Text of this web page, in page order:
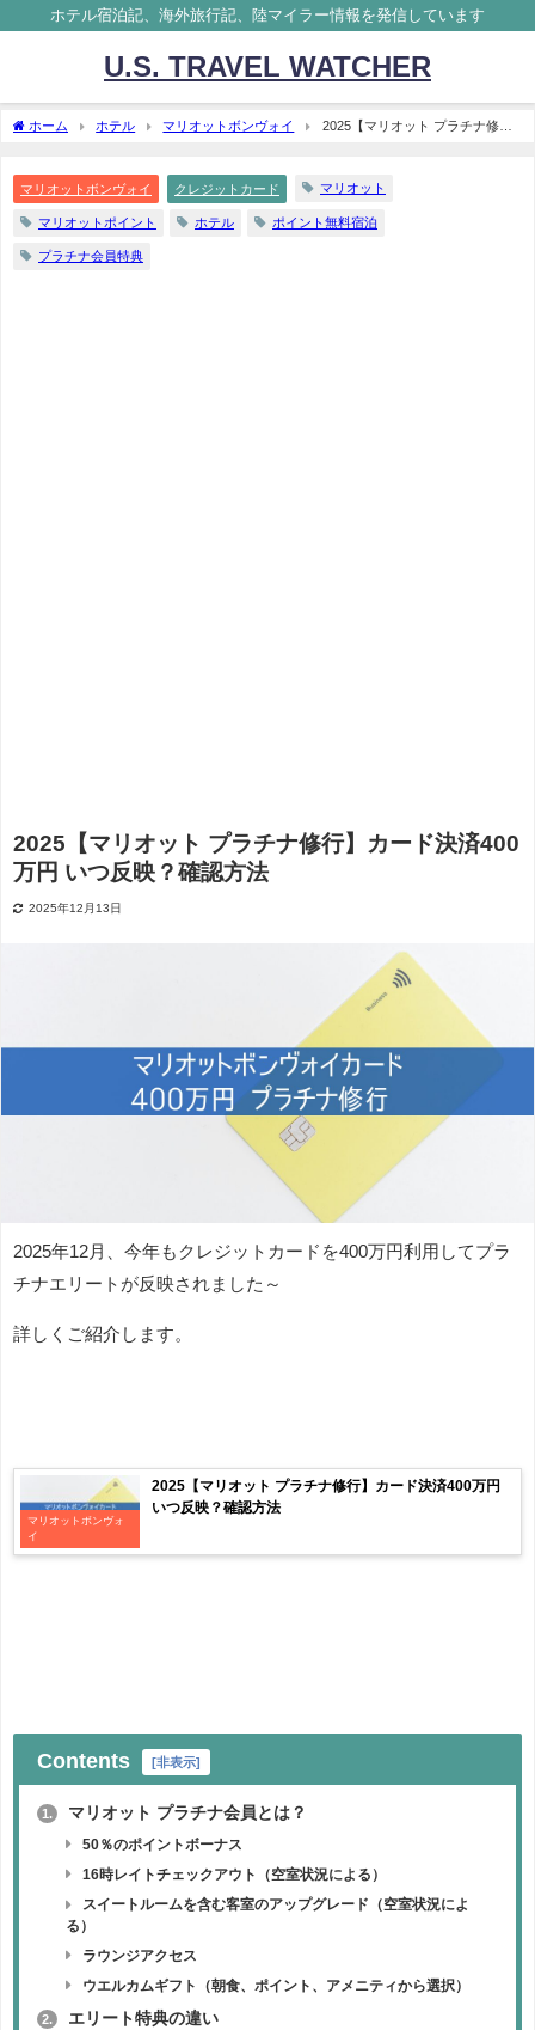
ホテル宿泊記、海外旅行記、陸マイラー情報を発信しています
U.S. TRAVEL WATCHER
ホーム ホテル マリオットボンヴォイ
2025【マリオット プラチナ修
マリオットボンヴォイ クレジットカード マリオット
マリオットポイント ホテル ポイント無料宿泊
プラチナ会員特典
2025【マリオット プラチナ修行】カード決済400
万円 いつ反映？確認方法
2025年12月13日
2025年12月、今年もクレジットカードを400万円利用してプラ
チナエリートが反映されました～
詳しくご紹介します。
マリオットボンヴォ
イ
2025【マリオット プラチナ修行】カード決済400万円
いつ反映？確認方法
Contents [非表示]
1. マリオット プラチナ会員とは？
50％のポイントボーナス
16時レイトチェックアウト（空室状況による）
スイートルームを含む客室のアップグレード（空室状況によ
る）
ラウンジアクセス
ウエルカムギフト（朝食、ポイント、アメニティから選択）
2. エリート特典の違い